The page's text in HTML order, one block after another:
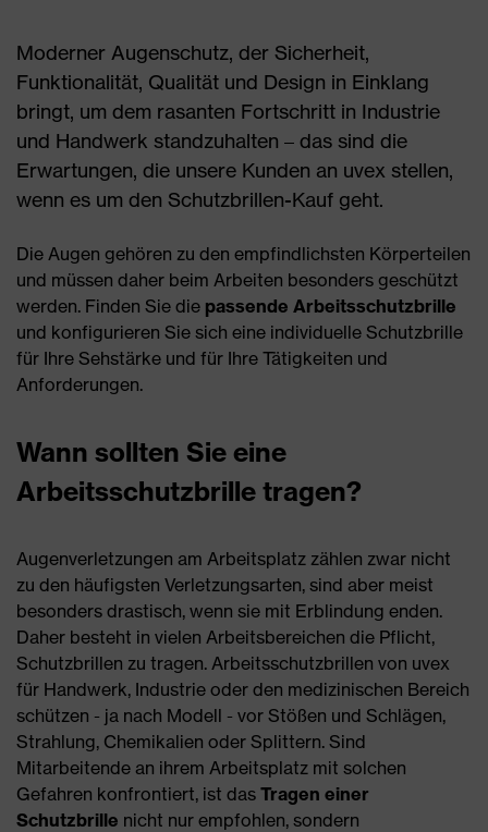
Moderner Augenschutz, der Sicherheit,
Funktionalität, Qualität und Design in Einklang
bringt, um dem rasanten Fortschritt in Industrie
und Handwerk standzuhalten – das sind die
Erwartungen, die unsere Kunden an uvex stellen,
wenn es um den Schutzbrillen-Kauf geht.
Die Augen gehören zu den empfindlichsten Körperteilen
und müssen daher beim Arbeiten besonders geschützt
werden. Finden Sie die passende Arbeitsschutzbrille
und konfigurieren Sie sich eine individuelle Schutzbrille
für Ihre Sehstärke und für Ihre Tätigkeiten und
Anforderungen.
Wann sollten Sie eine
Arbeitsschutzbrille tragen?
Augenverletzungen am Arbeitsplatz zählen zwar nicht
zu den häufigsten Verletzungsarten, sind aber meist
besonders drastisch, wenn sie mit Erblindung enden.
Daher besteht in vielen Arbeitsbereichen die Pflicht,
Schutzbrillen zu tragen. Arbeitsschutzbrillen von uvex
für Handwerk, Industrie oder den medizinischen Bereich
schützen - ja nach Modell - vor Stößen und Schlägen,
Strahlung, Chemikalien oder Splittern. Sind
Mitarbeitende an ihrem Arbeitsplatz mit solchen
Gefahren konfrontiert, ist das Tragen einer
Schutzbrille nicht nur empfohlen, sondern